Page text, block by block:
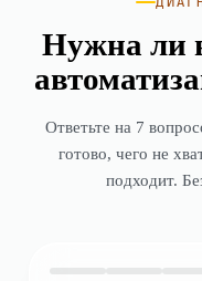
Нужна ли
Ответьте на 7
готово, чего не
подходит.